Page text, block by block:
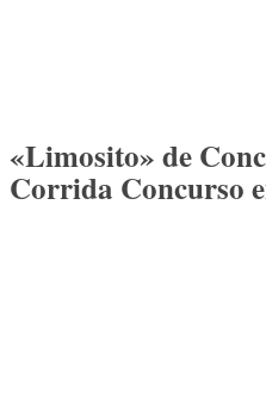
«Limosito» de
Corrida Concurso